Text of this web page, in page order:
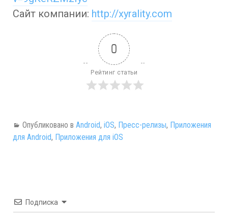
Сайт компании: http://xyrality.com
0
Рейтинг статьи
Опубликовано в Android, iOS, Пресс-релизы, Приложения
для Android, Приложения для iOS
Подписка